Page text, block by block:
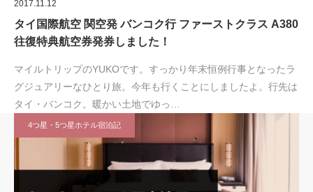
2017.11.12
タイ国際航空 関空発 バンコク行 ファーストクラス A380
往復特典航空券発券しました！
マイルトリップのYUKOです。すっかり年末恒例行事となったラ
グジュアリーなひとり旅。今年も行くことにしましたよ。行先は
タイ・バンコク。暖かい土地でゆっ…
4つ星・5つ星ホテル宿泊記